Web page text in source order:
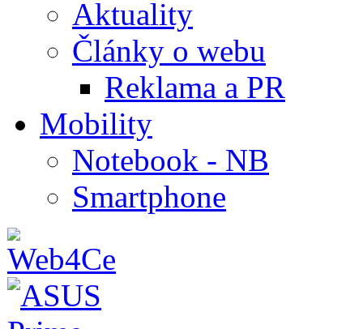
Aktuality
Články o webu
Reklama a PR
Mobility
Notebook - NB
Smartphone